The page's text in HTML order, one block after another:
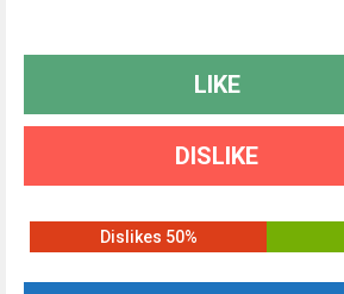
LIKE
DISLIKE
50% Dislikes